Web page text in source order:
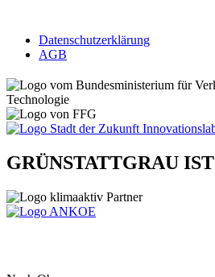
Datenschutzerklärung
AGB
GRÜNSTATTGRAU IST